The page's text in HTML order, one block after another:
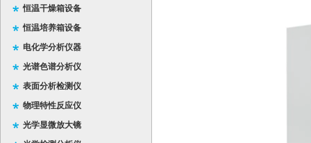
恒温干燥箱设备
恒温培养箱设备
电化学分析仪器
光谱色谱分析仪
表面分析检测仪
物理特性反应仪
光学显微放大镜